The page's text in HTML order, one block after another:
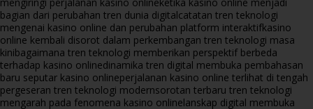
bagian dari perubahan tren dunia digitalcatatan tren teknologi
mengenai kasino online dan perubahan platform interaktifkasino
online kembali disorot dalam perkembangan tren teknologi masa
kinibagaimana tren teknologi memberikan perspektif berbeda
terhadap kasino onlinedinamika tren digital membuka pembahasan
baru seputar kasino onlineperjalanan kasino online terlihat di tengah
pergeseran tren teknologi modernsorotan terbaru tren teknologi
mengarah pada fenomena kasino onlinelanskap digital membuka